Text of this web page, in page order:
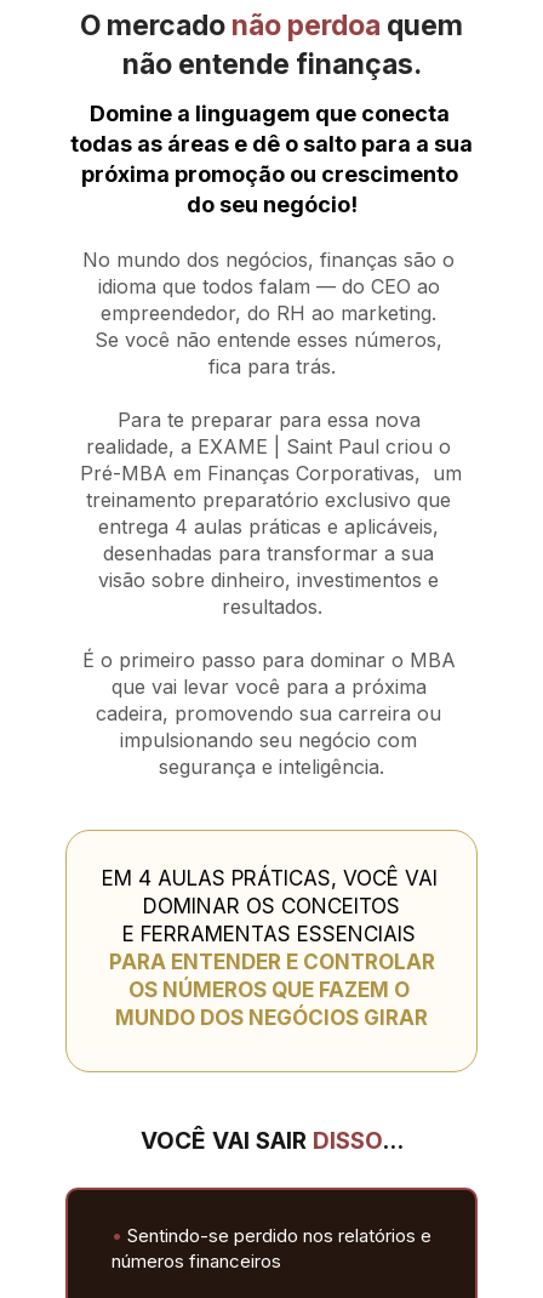
O mercado não perdoa quem
não entende finanças.
Domine a linguagem que conecta
todas as áreas e dê o salto para a sua
próxima promoção ou crescimento
do seu negócio!
No mundo dos negócios, finanças são o
idioma que todos falam — do CEO ao
empreendedor, do RH ao marketing.
Se você não entende esses números,
fica para trás.
Para te preparar para essa nova
realidade, a EXAME | Saint Paul criou o
Pré-MBA em Finanças Corporativas, um
treinamento preparatório exclusivo que
entrega 4 aulas práticas e aplicáveis,
desenhadas para transformar a sua
visão sobre dinheiro, investimentos e
resultados.
É o primeiro passo para dominar o MBA
que vai levar você para a próxima
cadeira, promovendo sua carreira ou
impulsionando seu negócio com
segurança e inteligência.
EM 4 AULAS PRÁTICAS, VOCÊ VAI
DOMINAR OS CONCEITOS
PARA ENTENDER E CONTROLAR
OS NÚMEROS QUE FAZEM O
MUNDO DOS NEGÓCIOS GIRAR
VOCÊ VAI SAIR DISSO…
• Sentindo-se perdido nos relatórios e
números financeiros